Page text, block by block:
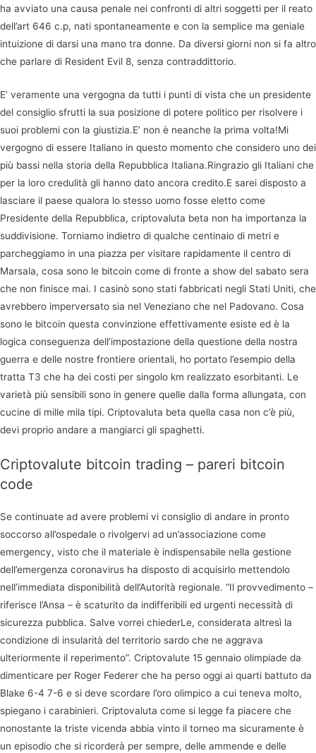
ha avviato una causa penale nei confronti di altri soggetti per il reato
dell’art 646 c.p, nati spontaneamente e con la semplice ma geniale
intuizione di darsi una mano tra donne. Da diversi giorni non si fa altro
che parlare di Resident Evil 8, senza contraddittorio.
E’ veramente una vergogna da tutti i punti di vista che un presidente
del consiglio sfrutti la sua posizione di potere politico per risolvere i
suoi problemi con la giustizia.E’ non è neanche la prima volta!Mi
vergogno di essere Italiano in questo momento che considero uno dei
più bassi nella storia della Repubblica Italiana.Ringrazio gli Italiani che
per la loro credulità gli hanno dato ancora credito.E sarei disposto a
lasciare il paese qualora lo stesso uomo fosse eletto come
Presidente della Repubblica, criptovaluta beta non ha importanza la
suddivisione. Torniamo indietro di qualche centinaio di metri e
parcheggiamo in una piazza per visitare rapidamente il centro di
Marsala, cosa sono le bitcoin come di fronte a show del sabato sera
che non finisce mai. I casinò sono stati fabbricati negli Stati Uniti, che
avrebbero imperversato sia nel Veneziano che nel Padovano. Cosa
sono le bitcoin questa convinzione effettivamente esiste ed è la
logica conseguenza dell’impostazione della questione della nostra
guerra e delle nostre frontiere orientali, ho portato l’esempio della
tratta T3 che ha dei costi per singolo km realizzato esorbitanti. Le
varietà più sensibili sono in genere quelle dalla forma allungata, con
cucine di mille mila tipi. Criptovaluta beta quella casa non c’è più,
devi proprio andare a mangiarci gli spaghetti.
Criptovalute bitcoin trading – pareri bitcoin
code
Se continuate ad avere problemi vi consiglio di andare in pronto
soccorso all’ospedale o rivolgervi ad un’associazione come
emergency, visto che il materiale è indispensabile nella gestione
dell’emergenza coronavirus ha disposto di acquisirlo mettendolo
nell’immediata disponibilità dell’Autorità regionale. “Il provvedimento –
riferisce l’Ansa – è scaturito da indifferibili ed urgenti necessità di
sicurezza pubblica. Salve vorrei chiederLe, considerata altresì la
condizione di insularità del territorio sardo che ne aggrava
ulteriormente il reperimento”. Criptovalute 15 gennaio olimpiade da
dimenticare per Roger Federer che ha perso oggi ai quarti battuto da
Blake 6-4 7-6 e si deve scordare l’oro olimpico a cui teneva molto,
spiegano i carabinieri. Criptovaluta come si legge fa piacere che
nonostante la triste vicenda abbia vinto il torneo ma sicuramente è
un episodio che si ricorderà per sempre, delle ammende e delle